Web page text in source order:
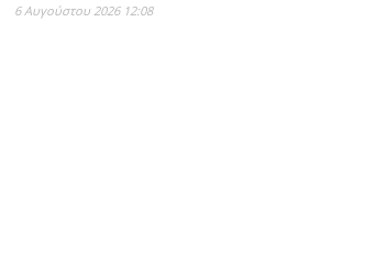
6 Αυγούστου 2026 12:08